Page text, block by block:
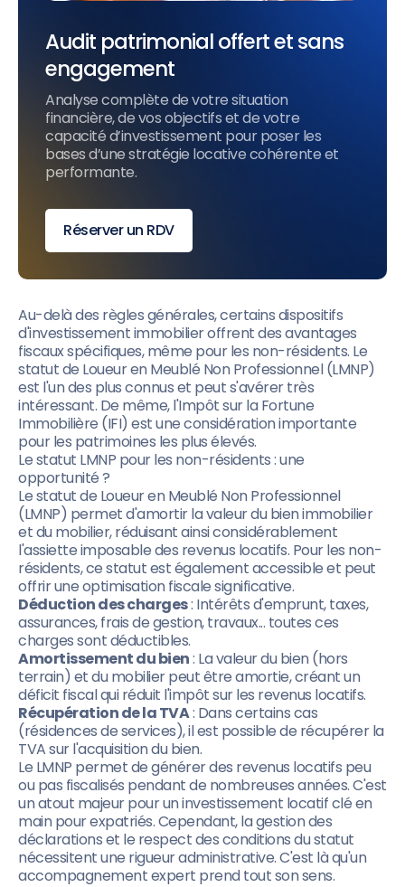
Audit patrimonial offert et sans
engagement
Analyse complète de votre situation
financière, de vos objectifs et de votre
capacité d’investissement pour poser les
bases d’une stratégie locative cohérente et
performante.
Réserver un RDV
Au-delà des règles générales, certains dispositifs
d'investissement immobilier offrent des avantages
fiscaux spécifiques, même pour les non-résidents. Le
statut de Loueur en Meublé Non Professionnel (LMNP)
est l'un des plus connus et peut s'avérer très
intéressant. De même, l'Impôt sur la Fortune
Immobilière (IFI) est une considération importante
pour les patrimoines les plus élevés.
Le statut LMNP pour les non-résidents : une
opportunité ?
Le statut de Loueur en Meublé Non Professionnel
(LMNP) permet d'amortir la valeur du bien immobilier
et du mobilier, réduisant ainsi considérablement
l'assiette imposable des revenus locatifs. Pour les non-
résidents, ce statut est également accessible et peut
offrir une optimisation fiscale significative.
Déduction des charges: Intérêts d'emprunt, taxes,
assurances, frais de gestion, travaux... toutes ces
charges sont déductibles.
Amortissement du bien: La valeur du bien (hors
terrain) et du mobilier peut être amortie, créant un
déficit fiscal qui réduit l'impôt sur les revenus locatifs.
Récupération de la TVA: Dans certains cas
(résidences de services), il est possible de récupérer la
TVA sur l'acquisition du bien.
Le LMNP permet de générer des revenus locatifs peu
ou pas fiscalisés pendant de nombreuses années. C'est
un atout majeur pour un investissement locatif clé en
main pour expatriés. Cependant, la gestion des
déclarations et le respect des conditions du statut
nécessitent une rigueur administrative. C'est là qu'un
accompagnement expert prend tout son sens.